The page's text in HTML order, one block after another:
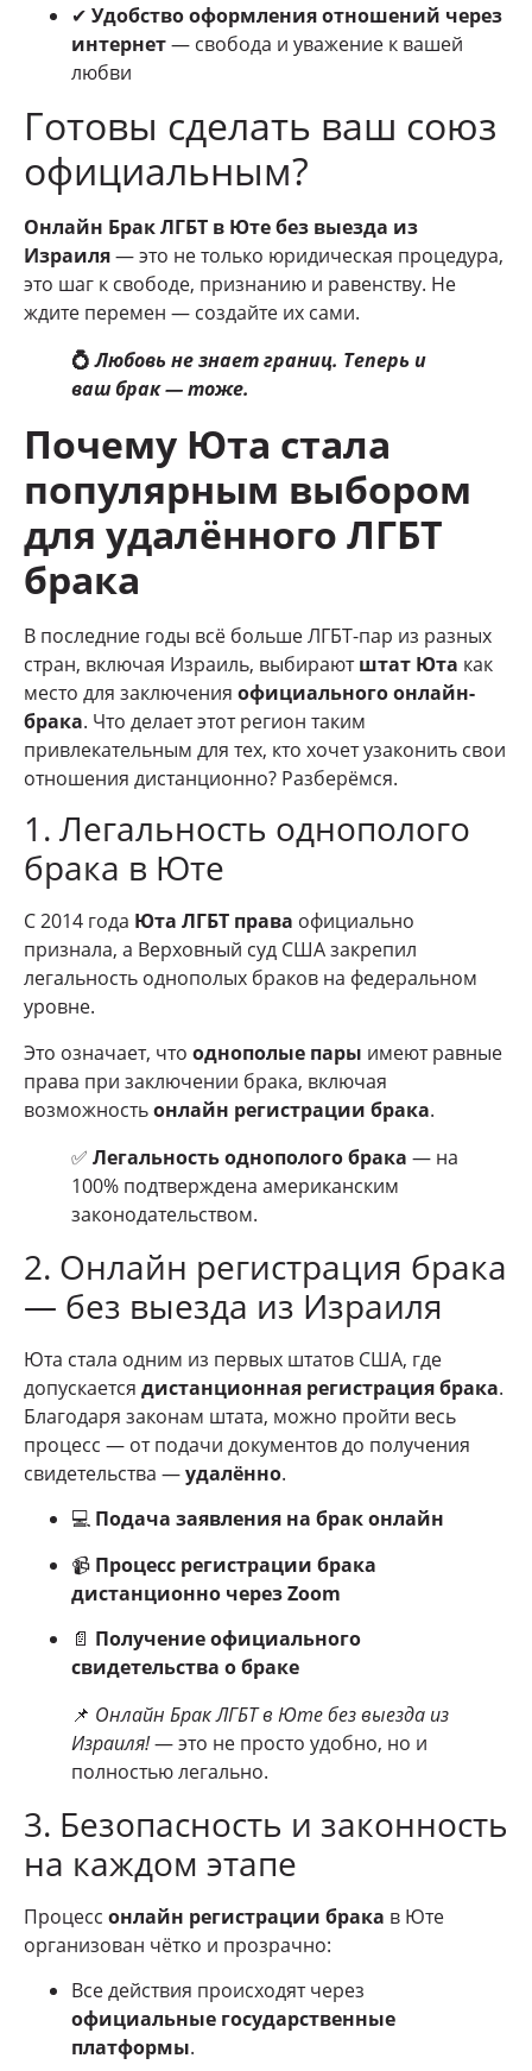
✔ Удобство оформления отношений через
интернет— свобода и уважение к вашей
любви
Готовы сделать ваш союз
официальным?
Онлайн Брак ЛГБТ в Юте без выезда из
Израиля— это не только юридическая процедура,
это шаг к свободе, признанию и равенству. Не
ждите перемен — создайте их сами.
💍Любовь не знает границ. Теперь и
ваш брак — тоже.
Почему Юта стала
популярным выбором
для удалённого ЛГБТ
брака
В последние годы всё больше ЛГБТ-пар из разных
стран, включая Израиль, выбираютштат Юта как
место для заключения официального онлайн-
брака. Что делает этот регион таким
привлекательным для тех, кто хочет узаконить свои
отношения дистанционно? Разберёмся.
1. Легальность однополого
брака в Юте
С 2014 года Юта ЛГБТ права официально
признала, а Верховный суд США закрепил
легальность однополых браков на федеральном
уровне.
Это означает, что однополые пары имеют равные
права при заключении брака, включая
возможностьонлайн регистрации брака.
✅ Легальность однополого брака — на
100% подтверждена американским
законодательством.
2. Онлайн регистрация брака
— без выезда из Израиля
Юта стала одним из первых штатов США, где
допускается дистанционная регистрация брака.
Благодаря законам штата, можно пройти весь
процесс — от подачи документов до получения
свидетельства —удалённо.
💻 Подача заявления на брак онлайн
📹 Процесс регистрации брака
дистанционно через Zoom
📄 Получение официального
свидетельства о браке
📌 Онлайн Брак ЛГБТ в Юте без выезда из
Израиля!— это не просто удобно, но и
полностью легально.
3. Безопасность и законность
на каждом этапе
Процесс онлайн регистрации брака в Юте
организован чётко и прозрачно:
Все действия происходят через
официальные государственные
платформы.